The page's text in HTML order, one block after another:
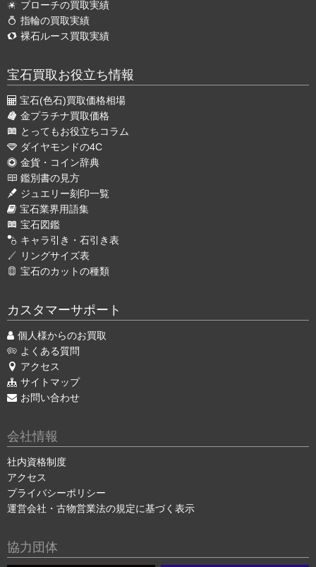
ブローチの買取実績
指輪の買取実績
裸石ルース買取実績
宝石買取お役立ち情報
宝石(色石)買取価格相場
金プラチナ買取価格
とってもお役立ちコラム
ダイヤモンドの4C
金貨・コイン辞典
鑑別書の見方
ジュエリー刻印一覧
宝石業界用語集
宝石図鑑
キャラ引き・石引き表
リングサイズ表
宝石のカットの種類
カスタマーサポート
個人様からのお買取
よくある質問
アクセス
サイトマップ
お問い合わせ
会社情報
社内資格制度
アクセス
プライバシーポリシー
運営会社・古物営業法の規定に基づく表示
協力団体